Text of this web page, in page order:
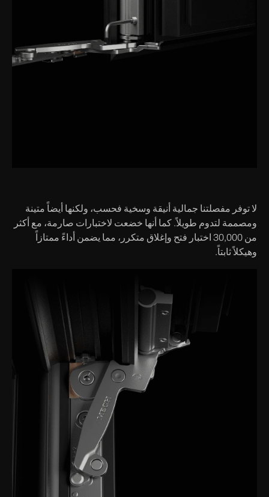
لا توفر مفصلتنا جمالية أنيقة وسخية فحسب، ولكنها أيضاً متينة
ومصممة لتدوم طويلاً. كما أنها خضعت لاختبارات صارمة، مع أكثر
من 30,000 اختبار فتح وإغلاق متكرر، مما يضمن أداءً ممتازاً
وهيكلاً ثابتاً.